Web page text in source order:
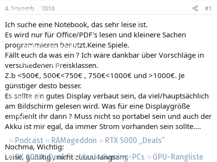
Forum
Aktuelles
Empfohlene Inhalte
Neue Beiträge
Neueste Aktivitäten
Leserartikel
Regeln
Podcast RAMageddon
RTX 5000 „Deals“
RX 9000 „Deals“
Ideale Gaming-PCs
GPU-Rangliste
l
e
r
l
t
a
m
4. November 2010 #1
Ich suche eine Notebook, das sehr leise ist.
Es wird nur für Office/PDF's lesen und kleinere Sachen
programmieren benutzt.Keine Spiele.
Fällt euch da was ein ? Ich wäre dankbar über Vorschläge in
verschiedenen Preisklassen.
Z.b <500€, 500€<750€ , 750€<1000€ und >1000€. Je
günstiger desto besser.
Es sollte ein gutes Display verbaut sein, da viel/hauptsächlich
am Bildschirm gelesen wird. Was für eine Displaygröße
empfiehlt ihr dann ? Muss nicht so portabel sein und auch der
Akku ist mir egal, da immer Strom vorhanden sein sollte....
Nochma, Wichtig:
Leise, günstig , nicht zuuuu langsam.